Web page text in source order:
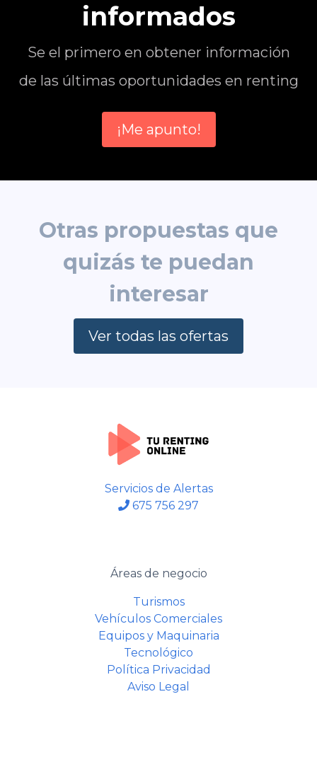
informados
Se el primero en obtener información
de las últimas oportunidades en renting
¡Me apunto!
Otras propuestas que
quizás te puedan
interesar
Ver todas las ofertas
Servicios de Alertas
675 756 297
Áreas de negocio
Turismos
Vehículos Comerciales
Equipos y Maquinaria
Tecnológico
Política Privacidad
Aviso Legal